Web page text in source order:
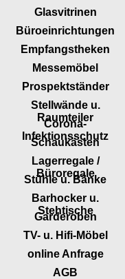
Glasvitrinen
Büroeinrichtungen
Empfangstheken
Messemöbel
Prospektständer
Stellwände u.
Raumteiler
Corona-
Infektionsschutz
Schaukästen
Lagerregale /
Büroregale
Stühle u. Bänke
Barhocker u.
Stehtische
Garderoben
TV- u. Hifi-Möbel
online Anfrage
AGB